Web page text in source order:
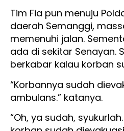
Tim Fia pun menuju
daerah Semanggi,
memenuhi jalan.
ada di sekitar Senayan.
berkabar kalau korban
“Korbannya sudah
ambulans.” katanya.
“Oh, ya sudah,